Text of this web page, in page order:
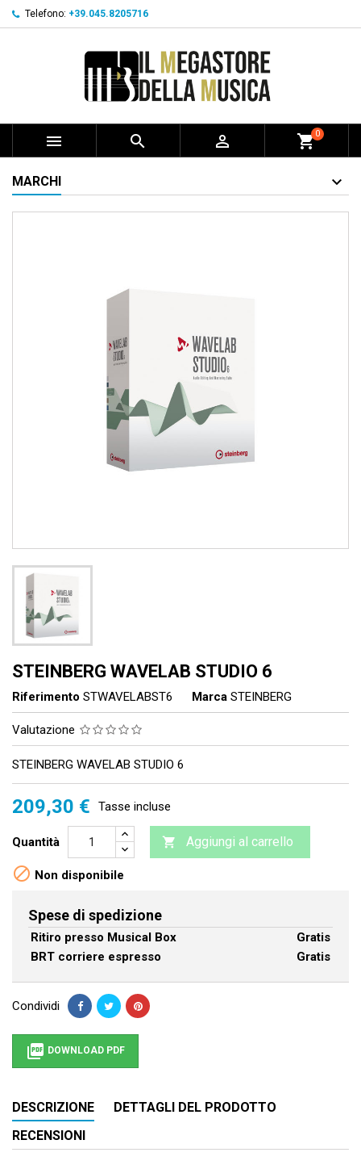
Telefono: +39.045.8205716
   shopping_cart0
MARCHI
STEINBERG WAVELAB STUDIO 6
Riferimento STWAVELABST6 Marca STEINBERG
Valutazione
STEINBERG WAVELAB STUDIO 6
209,30 € Tasse incluse
Quantità  Aggiungi al carrello
 Non disponibile
Spese di spedizione
Ritiro presso Musical Box
Gratis
BRT corriere espresso
Gratis
Condividi
 DOWNLOAD PDF
DESCRIZIONE
DETTAGLI DEL PRODOTTO
RECENSIONI